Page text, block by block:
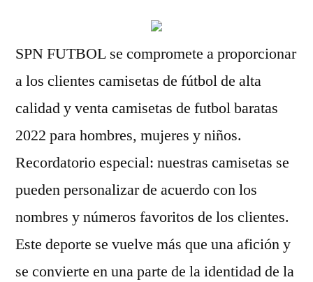
SPN FUTBOL se compromete a proporcionar
a los clientes camisetas de fútbol de alta
calidad y venta camisetas de futbol baratas
2022 para hombres, mujeres y niños.
Recordatorio especial: nuestras camisetas se
pueden personalizar de acuerdo con los
nombres y números favoritos de los clientes.
Este deporte se vuelve más que una afición y
se convierte en una parte de la identidad de la